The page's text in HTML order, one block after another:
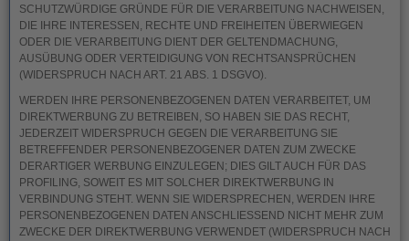
SCHUTZWÜRDIGE GRÜNDE FÜR DIE VERARBEITUNG NACHWEISEN,
DIE IHRE INTERESSEN, RECHTE UND FREIHEITEN ÜBERWIEGEN
ODER DIE VERARBEITUNG DIENT DER GELTENDMACHUNG,
AUSÜBUNG ODER VERTEIDIGUNG VON RECHTSANSPRÜCHEN
(WIDERSPRUCH NACH ART. 21 ABS. 1 DSGVO).
WERDEN IHRE PERSONENBEZOGENEN DATEN VERARBEITET, UM
DIREKTWERBUNG ZU BETREIBEN, SO HABEN SIE DAS RECHT,
JEDERZEIT WIDERSPRUCH GEGEN DIE VERARBEITUNG SIE
BETREFFENDER PERSONENBEZOGENER DATEN ZUM ZWECKE
DERARTIGER WERBUNG EINZULEGEN; DIES GILT AUCH FÜR DAS
PROFILING, SOWEIT ES MIT SOLCHER DIREKTWERBUNG IN
VERBINDUNG STEHT. WENN SIE WIDERSPRECHEN, WERDEN IHRE
PERSONENBEZOGENEN DATEN ANSCHLIESSEND NICHT MEHR ZUM
ZWECKE DER DIREKTWERBUNG VERWENDET (WIDERSPRUCH NACH